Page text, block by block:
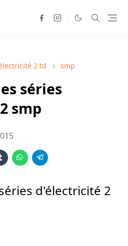
2 td smp
séries
smp
d'électricité 2